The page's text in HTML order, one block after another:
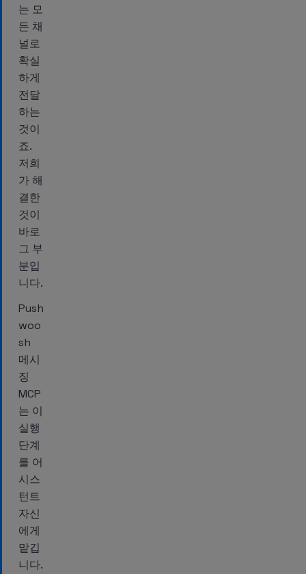
는 모
든 채
널로
확실
하게
전달
하는
것이
죠.
저희
가 해
결한
것이
바로
그 부
분입
니다.
Push
woo
sh
메시
징
MCP
는 이
실행
단계
를 어
시스
턴트
자신
에게
맡깁
니다.